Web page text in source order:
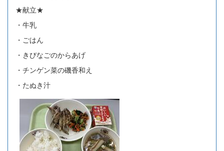
★献立★
・牛乳
・ごはん
・きびなごのからあげ
・チンゲン菜の磯香和え
・たぬき汁